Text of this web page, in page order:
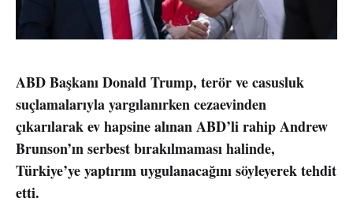
ABD Başkanı Donald Trump, terör ve casusluk
suçlamalarıyla yargılanırken cezaevinden
çıkarılarak ev hapsine alınan ABD’li rahip Andrew
Brunson’ın serbest bırakılmaması halinde,
Türkiye’ye yaptırım uygulanacağını söyleyerek tehdit
etti.